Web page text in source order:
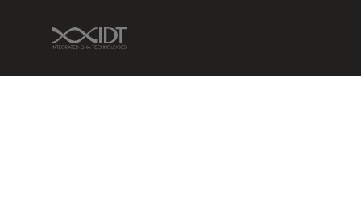
IDT Link